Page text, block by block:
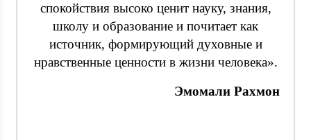
спокойствия высоко ценит науку, знания,
школу и образование и почитает как
источник, формирующий духовные и
нравственные ценности в жизни человека».
Эмомали Рахмон